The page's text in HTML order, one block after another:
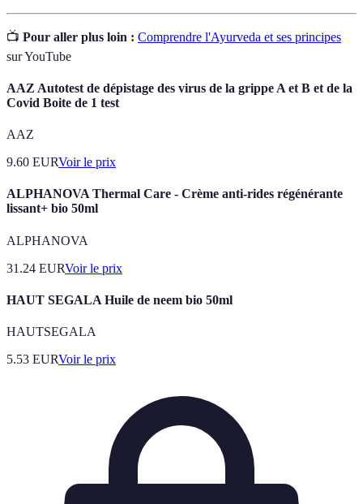
📺 Pour aller plus loin : Comprendre l'Ayurveda et ses principes
sur YouTube
AAZ Autotest de dépistage des virus de la grippe A et B et de la
Covid Boite de 1 test
AAZ
9.60 EURVoir le prix
ALPHANOVA Thermal Care - Crème anti-rides régénérante
lissant+ bio 50ml
ALPHANOVA
31.24 EURVoir le prix
HAUT SEGALA Huile de neem bio 50ml
HAUTSEGALA
5.53 EURVoir le prix